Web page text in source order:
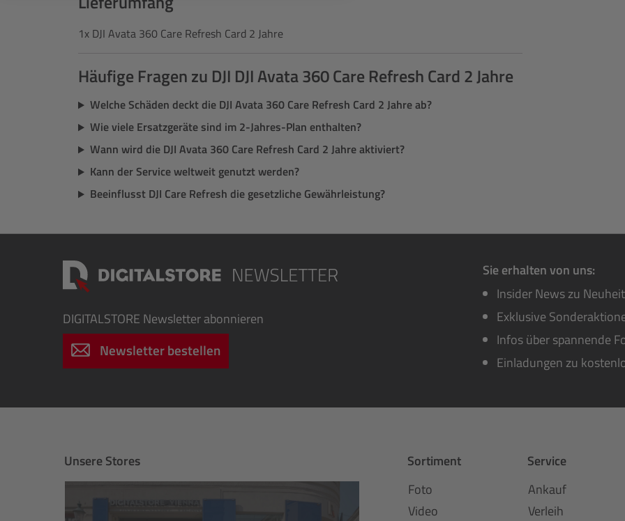
1x DJI Avata 360 Care Refresh Card 2 Jahre
Häufige Fragen zu DJI DJI Avata 360 Care Refresh Card 2 Jahre
Welche Schäden deckt die DJI Avata 360 Care Refresh Card 2 Jahre ab?
Wie viele Ersatzgeräte sind im 2-Jahres-Plan enthalten?
Wann wird die DJI Avata 360 Care Refresh Card 2 Jahre aktiviert?
Kann der Service weltweit genutzt werden?
Beeinflusst DJI Care Refresh die gesetzliche Gewährleistung?
DIGITALSTORE Newsletter abonnieren
Newsletter bestellen
Sie erhalten von uns:
Insider News zu
Exklusive
Infos über spannende
Einladungen zu
Unsere Stores
Sortiment
Foto
Video
Service
Ankauf
Verleih